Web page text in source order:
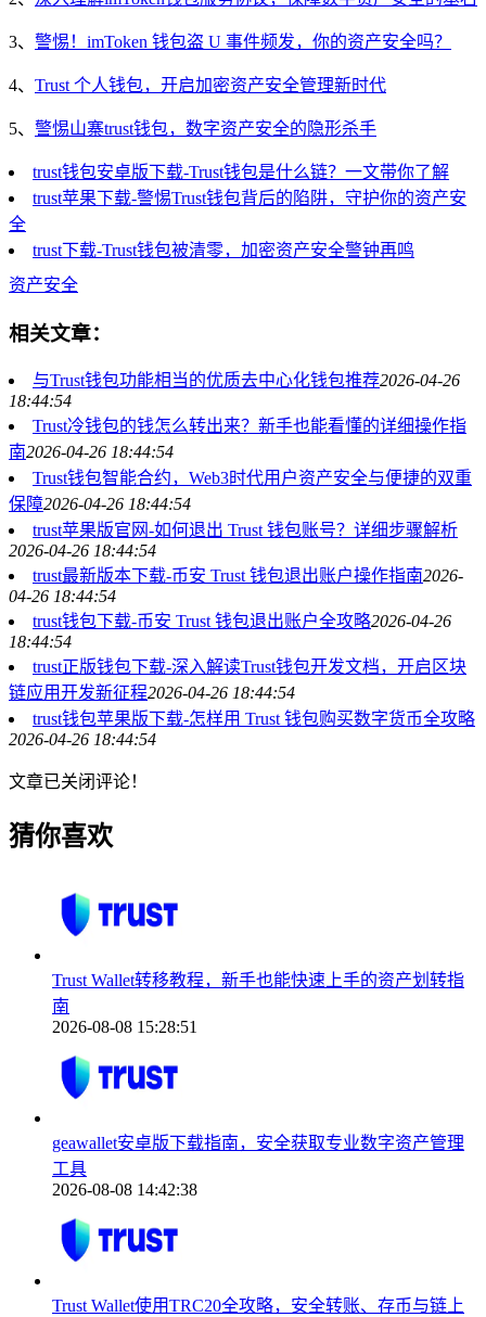
3、 警惕！imToken 钱包盗 U 事件频发，你的资产安全吗？
4、 Trust 个人钱包，开启加密资产安全管理新时代
5、 警惕山寨trust钱包，数字资产安全的隐形杀手
trust钱包安卓版下载-Trust钱包是什么链？一文带你了解
trust苹果下载-警惕Trust钱包背后的陷阱，守护你的资产安
全
trust下载-Trust钱包被清零，加密资产安全警钟再鸣
资产安全
相关文章：
与Trust钱包功能相当的优质去中心化钱包推荐2026-04-26
18:44:54
Trust冷钱包的钱怎么转出来？新手也能看懂的详细操作指
南2026-04-26 18:44:54
Trust钱包智能合约，Web3时代用户资产安全与便捷的双重
保障2026-04-26 18:44:54
trust苹果版官网-如何退出 Trust 钱包账号？详细步骤解析
2026-04-26 18:44:54
trust最新版本下载-币安 Trust 钱包退出账户操作指南2026-
04-26 18:44:54
trust钱包下载-币安 Trust 钱包退出账户全攻略2026-04-26
18:44:54
trust正版钱包下载-深入解读Trust钱包开发文档，开启区块
链应用开发新征程2026-04-26 18:44:54
trust钱包苹果版下载-怎样用 Trust 钱包购买数字货币全攻略
2026-04-26 18:44:54
文章已关闭评论！
猜你喜欢
Trust Wallet转移教程，新手也能快速上手的资产划转指
南
2026-08-08 15:28:51
geawallet安卓版下载指南，安全获取专业数字资产管理
工具
2026-08-08 14:42:38
Trust Wallet使用TRC20全攻略，安全转账、存币与链上